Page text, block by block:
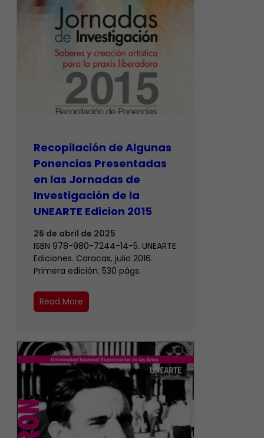
Recopilación de Algunas
Ponencias Presentadas
en las Jornadas de
Investigación de la
UNEARTE Edicion 2015
26 de abril de 2025
ISBN 978-980-7244-14-5. UNEARTE
Ediciones. Caracas, julio 2016.
Primera edición. 530 págs.
Read More